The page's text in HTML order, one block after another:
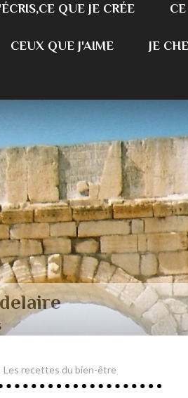
QUE JE CRÉE
CEUX QUE J'AIME JE
Les recettes du bien-être